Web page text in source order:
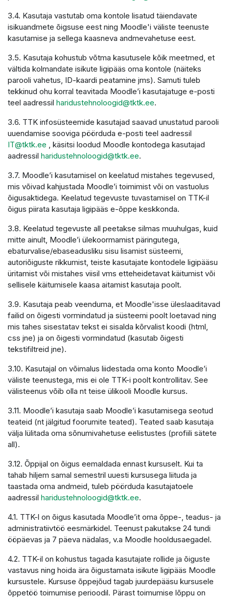
3.4. Kasutaja vastutab oma kontole lisatud täiendavate
isikuandmete õigsuse eest ning Moodle'i väliste teenuste
kasutamise ja sellega kaasneva andmevahetuse eest.
3.5. Kasutaja kohustub võtma kasutusele kõik meetmed, et
vältida kolmandate isikute ligipääs oma kontole (näiteks
parooli vahetus, ID-kaardi peatamine jms). Samuti tuleb
tekkinud ohu korral teavitada Moodle’i kasutajatuge e-posti
teel aadressil haridustehnoloogid@tktk.ee.
3.6. TTK infosüsteemide kasutajad saavad unustatud parooli
uuendamise sooviga pöörduda e-posti teel aadressil
IT@tktk.ee , käsitsi loodud Moodle kontodega kasutajad
aadressil haridustehnoloogid@tktk.ee.
3.7. Moodle’i kasutamisel on keelatud mistahes tegevused,
mis võivad kahjustada Moodle’i toimimist või on vastuolus
õigusaktidega. Keelatud tegevuste tuvastamisel on TTK-il
õigus piirata kasutaja ligipääs e-õppe keskkonda.
3.8. Keelatud tegevuste all peetakse silmas muuhulgas, kuid
mitte ainult, Moodle’i ülekoormamist päringutega,
ebaturvalise/ebaseadusliku sisu lisamist süsteemi,
autoriõiguste rikkumist, teiste kasutajate kontodele ligipääsu
üritamist või mistahes viisil vms etteheidetavat käitumist või
sellisele käitumisele kaasa aitamist kasutaja poolt.
3.9. Kasutaja peab veenduma, et Moodle'isse üleslaaditavad
failid on õigesti vormindatud ja süsteemi poolt loetavad ning
mis tahes sisestatav tekst ei sisalda kõrvalist koodi (html,
css jne) ja on õigesti vormindatud (kasutab õigesti
tekstifiltreid jne).
3.10. Kasutajal on võimalus liidestada oma konto Moodle’i
väliste teenustega, mis ei ole TTK-i poolt kontrollitav. See
välisteenus võib olla nt teise ülikooli Moodle kursus.
3.11. Moodle’i kasutaja saab Moodle’i kasutamisega seotud
teateid (nt jälgitud foorumite teated). Teated saab kasutaja
välja lülitada oma sõnumivahetuse eelistustes (profiili sätete
all).
3.12. Õppijal on õigus eemaldada ennast kursuselt. Kui ta
tahab hiljem samal semestril uuesti kursusega liituda ja
taastada oma andmeid, tuleb pöörduda kasutajatoele
aadressil haridustehnoloogid@tktk.ee.
4.1. TTK-l on õigus kasutada Moodle’it oma õppe-, teadus- ja
administratiivtöö eesmärkidel. Teenust pakutakse 24 tundi
ööpäevas ja 7 päeva nädalas, v.a Moodle hooldusaegadel.
4.2. TTK-il on kohustus tagada kasutajate rollide ja õiguste
vastavus ning hoida ära õigustamata isikute ligipääs Moodle
kursustele. Kursuse õppejõud tagab juurdepääsu kursusele
õppetöö toimumise perioodil. Pärast toimumise lõppu on